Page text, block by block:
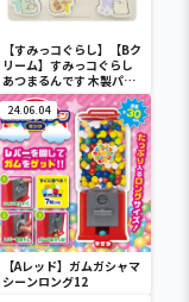
【すみっコぐらし】【Bク
リーム】すみっコぐらし
あつまるんです 木製パズ
ル
24.06.04
【Aレッド】ガムガシャマ
シーンロング12